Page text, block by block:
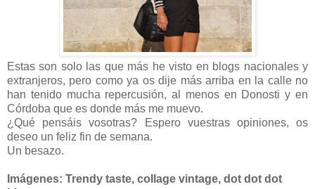
Estas son solo las que más he visto en blogs nacionales y
extranjeros, pero como ya os dije más arriba en la calle no
han tenido mucha repercusión, al menos en Donosti y en
Córdoba que es donde más me muevo.
¿Qué pensáis vosotras? Espero vuestras opiniones, os
deseo un feliz fin de semana.
Un besazo.
Imágenes: Trendy taste, collage vintage, dot dot dot